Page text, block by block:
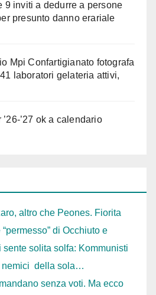
9 inviti a dedurre a persone
presunto danno erariale
Mpi Confartigianato fotografa
laboratori gelateria attivi,
’27 ok a calendario
altro che Peones. Fiorita
di Occhiuto e
sente solita solfa: Kommunisti
nemici della sola…
senza voti. Ma ecco